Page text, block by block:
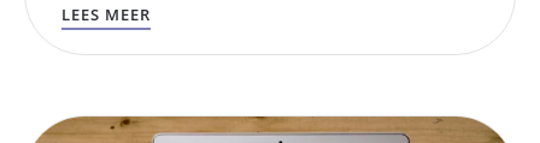
LEES MEER